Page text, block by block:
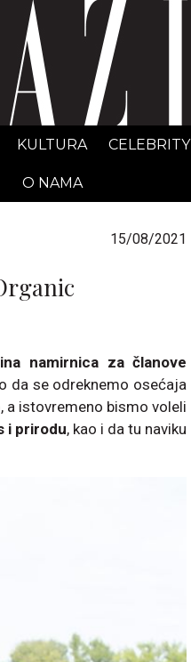
GRAZIA Srbija
KULTURA CELEBRITY
O NAMA
15/08/2021
namirnica za članove
da se odreknemo osećaja
a istovremeno bismo voleli
i prirodu, kao i da tu naviku